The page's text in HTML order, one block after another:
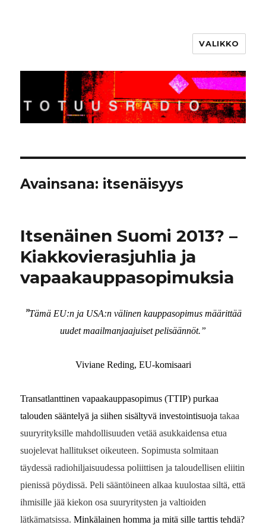
VALIKKO
Avainsana: itsenäisyys
Itsenäinen Suomi 2013? –
Kiakkovierasjuhlia ja
vapaakauppasopimuksia
”Tämä EU:n ja USA:n välinen kauppasopimus määrittää
uudet maailmanjaajuiset pelisäännöt.”
Viviane Reding, EU-komisaari
Transatlanttinen vapaakauppasopimus (TTIP) purkaa
talouden sääntelyä ja siihen sisältyvä investointisuojatakaa
suuryrityksille mahdollisuuden vetää asukkaidensa etua
suojelevat hallitukset oikeuteen. Sopimusta solmitaan
täydessä radiohiljaisuudessa poliittisen ja taloudellisen eliitin
pienissä pöydissä. Peli sääntöineen alkaa kuulostaa siltä, että
ihmisille jää kiekon osa suuryritysten ja valtioiden
lätkämatsissa. Minkälainen homma ja mitä sille tarttis tehdä?